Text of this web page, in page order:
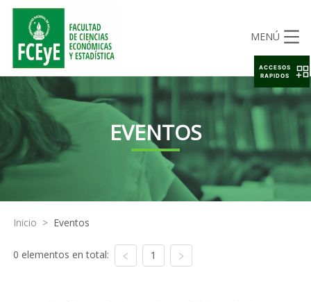
MENÚ
EVENTOS
Inicio > Eventos
0 elementos en total: 1
ACCESOS
RAPIDOS